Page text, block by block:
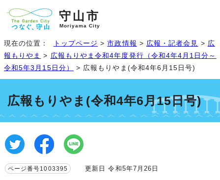
守山市
Moriyama City
現在の位置： トップページ >市政情報 > 広報・記者会見 > 広
報もりやま > 広報もりやま令和4年度発行（令和4年4月1日分～
令和5年3月15日分）
> 広報もりやま(令和4年6月15日号)
広報もりやま(令和4年6月15日号)
ページ番号1003395 更新日 令和5年7月26日